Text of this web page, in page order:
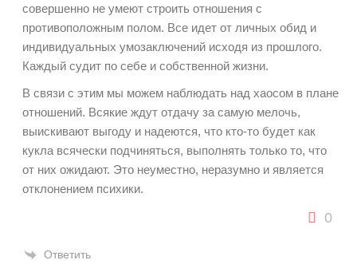
совершенно не умеют строить отношения с
противоположным полом. Все идет от личных обид и
индивидуальных умозаключений исходя из прошлого.
Каждый судит по себе и собственной жизни.
В связи с этим мы можем наблюдать над хаосом в плане
отношений. Всякие ждут отдачу за самую мелочь,
выискивают выгоду и надеются, что кто-то будет как
кукла всячески подчиняться, выполнять только то, что
от них ожидают. Это неуместно, неразумно и является
отклонением психики.
0
Ответить